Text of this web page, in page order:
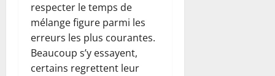
respecter le temps de
mélange figure parmi les
erreurs les plus courantes.
Beaucoup s’y essayent,
certains regrettent leur